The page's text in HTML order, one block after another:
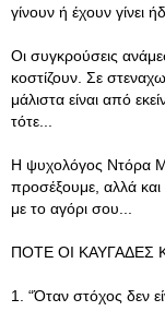
γίνουν ή έχουν γίνει
Οι συγκρούσεις
κοστίζουν. Σε
μάλιστα είναι από
τότε...
Η ψυχολόγος Ντόρα
προσέξουμε, αλλά
με το αγόρι σου...
ΠΟΤΕ ΟΙ
1. “Όταν στόχος δεν